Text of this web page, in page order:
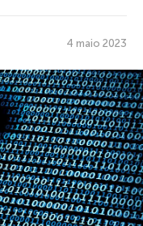
4 maio 2023